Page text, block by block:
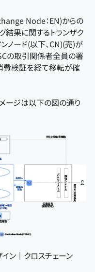
Node：EN)からの
結果に関するトランザク
ンノード(以下、CN)(売)が
の取引関係者全員の署
費検証を経て移転が確
ージは以下の図の通り
ン｜クロスチェーン